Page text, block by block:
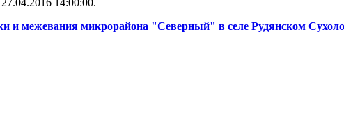
и межевания микрорайона "Северный" в селе Рудянском